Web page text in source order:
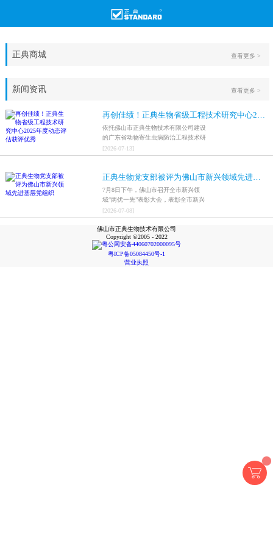
正典商城 查看更多 >
新闻资讯
再创佳绩！正典生物省级工程技术研究中心2025年度动态评估获评优秀
依托佛山市正典生物技术有限公司建设
的广东省动物寄生虫病防治工程技术研
究中心，在全省参评科研平台中综合表
现突出，成功获评最高评价等级“优
[2026-07-13]
正典生物党支部被评为佛山市新兴领域先进基层党组织
7月8日下午，佛山市召开全市新兴领
域“两优一先”表彰大会，表彰全市新兴
领域优秀共产党员、优秀党务工作者和
先进基层党组织，中共佛山市正典生物
技术有限公司支部委员会被评为佛山市
新兴领域先进基层党组织。
[2026-07-08]
查看更多 >
佛山市正典生物技术有限公司
Copyright ©2005 - 2022
粤公网安备44060702000095号
粤ICP备05084450号-1
营业执照